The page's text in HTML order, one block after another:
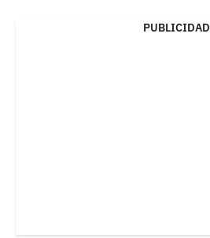
PUBLICIDAD